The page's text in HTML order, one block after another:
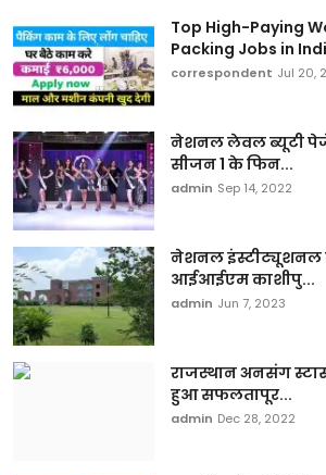
Top High-Paying
Packing Jobs in
correspondent Jul 20,
नेशनल लेवल ब्यूटी
सीजन 1 के फिन...
admin Sep 14, 2022
नेशनल इंस्टीट्यूशनल
आईआईएम काशीपु...
admin Jun 7, 2023
राजस्थान अनसंग
हुआ सफलतापूर...
admin Dec 28, 2022